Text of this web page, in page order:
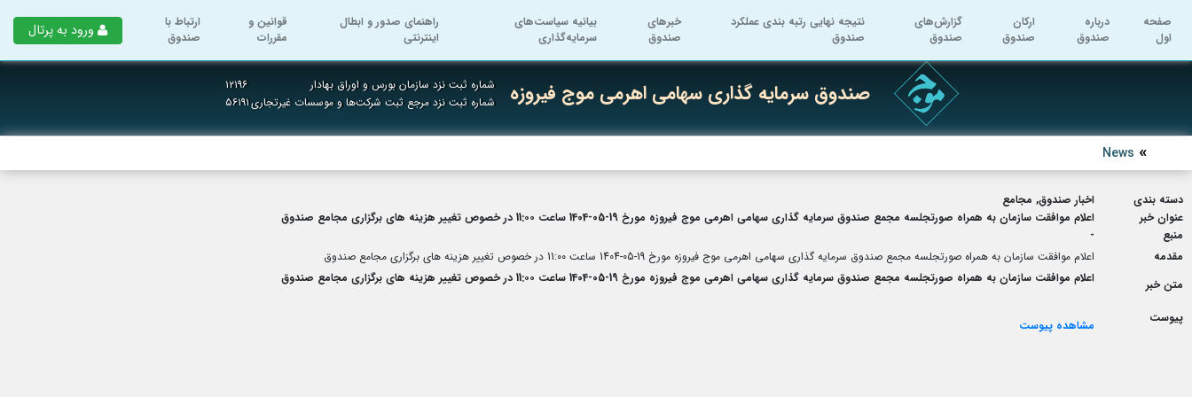
صفحه
اول
درباره
صندوق
ارکان
صندوق
گزارش‌های
صندوق
نتیجه نهایی رتبه بندی عملکرد
صندوق
خبرهای
صندوق
بیانیه سیاست‌های
سرمایه‌گذاری
راهنمای صدور و ابطال
اینترنتی
قوانین و
مقررات
ارتباط با
صندوق
ورود به پرتال
صندوق سرمایه گذاری سهامی اهرمی موج فیروزه شماره ثبت نزد سازمان بورس و اوراق بهادار
۱۲۱۹۶
شماره ثبت نزد مرجع ثبت شرکت‌ها و موسسات غیرتجاری۵۶۱۹۱
News
دسته بندی
اخبار صندوق, مجامع
عنوان خبر
اعلام موافقت سازمان به همراه صورتجلسه مجمع صندوق سرمایه گذاری سهامی اهرمی موج فیروزه مورخ 19-05-1404 ساعت 11:۰۰ در خصوص تغییر هزینه های برگزاری مجامع صندوق
منبع
-
مقدمه
اعلام موافقت سازمان به همراه صورتجلسه مجمع صندوق سرمایه گذاری سهامی اهرمی موج فیروزه مورخ 19-05-1404 ساعت 11:۰۰ در خصوص تغییر هزینه های برگزاری مجامع صندوق
متن خبر
اعلام موافقت سازمان به همراه صورتجلسه مجمع صندوق سرمایه گذاری سهامی اهرمی موج فیروزه مورخ 19-05-1404 ساعت 11:۰۰ در خصوص تغییر هزینه های برگزاری مجامع صندوق
پیوست مشاهده پیوست